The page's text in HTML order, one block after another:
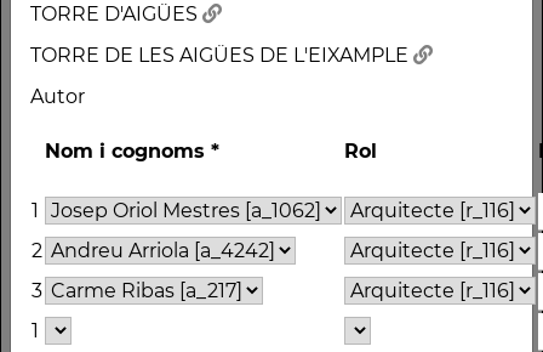
TORRE D'AIGÜES
TORRE DE LES AIGÜES DE L'EIXAMPLE
Autor
Nom i cognoms * Rol
1
2
3
1
Nom